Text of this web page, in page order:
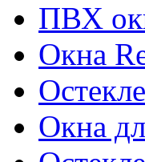
ПВХ
Окна
Окна